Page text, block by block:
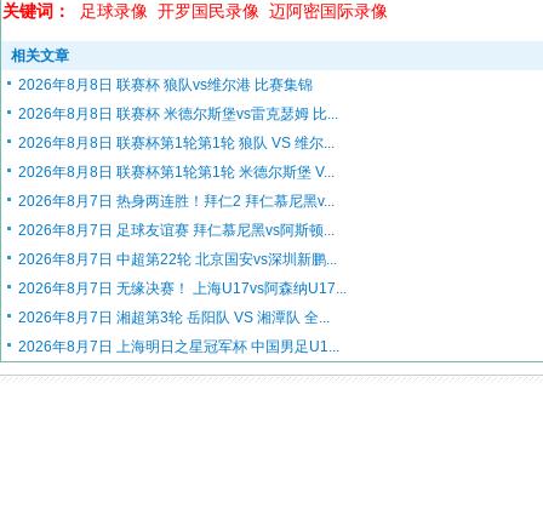
关键词：
足球录像 开罗国民录像 迈阿密国际录像
相关文章
2026年8月8日 联赛杯 狼队vs维尔港 比赛集锦
2026年8月8日 联赛杯 米德尔斯堡vs雷克瑟姆 比...
2026年8月8日 联赛杯第1轮第1轮 狼队 VS 维尔...
2026年8月8日 联赛杯第1轮第1轮 米德尔斯堡 V...
2026年8月7日 热身两连胜！拜仁2 拜仁慕尼黑v...
2026年8月7日 足球友谊赛 拜仁慕尼黑vs阿斯顿...
2026年8月7日 中超第22轮 北京国安vs深圳新鹏...
2026年8月7日 无缘决赛！ 上海U17vs阿森纳U17...
2026年8月7日 湘超第3轮 岳阳队 VS 湘潭队 全...
2026年8月7日 上海明日之星冠军杯 中国男足U1...